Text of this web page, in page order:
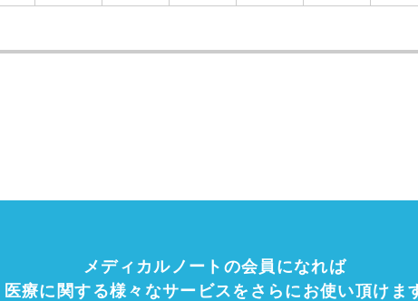
メディカルノートの会員になれば
医療に関する様々なサービスを さらにお使い頂けま